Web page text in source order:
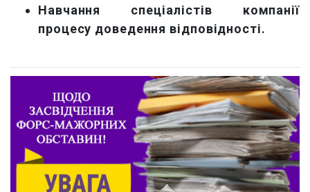
Навчання спеціалістів компанії
процесу доведення відповідності.